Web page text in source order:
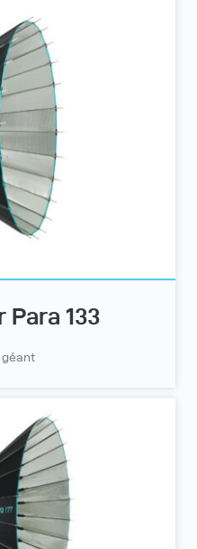
133
géant